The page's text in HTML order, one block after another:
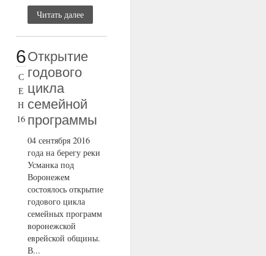
Читать далее
6
С
Е
Н
16
Открытие
годового
цикла
семейной
программы
04 сентября 2016
года на берегу реки
Усманка под
Воронежем
состоялось открытие
годового цикла
семейных программ
воронежской
еврейской общины.
В...